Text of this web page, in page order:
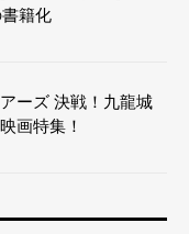
籍化
ーズ 決戦！九龍城
画特集！